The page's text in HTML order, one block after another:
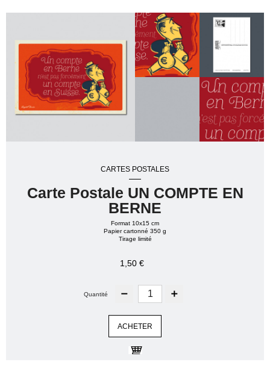
CARTES POSTALES
Carte Postale UN COMPTE EN
BERNE
Format 10x15 cm
Papier cartonné 350 g
Tirage limité
1,50 €
Quantité
ACHETER